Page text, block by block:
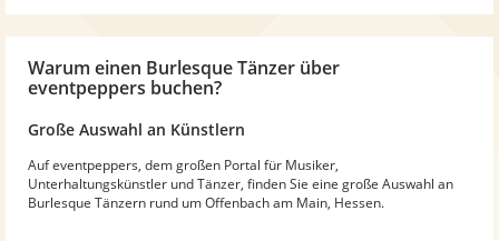
Warum einen Burlesque Tänzer über
eventpeppers buchen?
Große Auswahl an Künstlern
Auf eventpeppers, dem großen Portal für Musiker,
Unterhaltungskünstler und Tänzer, finden Sie eine große Auswahl an
Burlesque Tänzern rund um Offenbach am Main, Hessen.